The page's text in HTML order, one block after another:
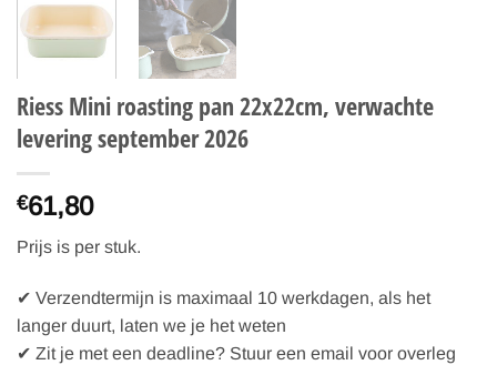
Riess Mini roasting pan 22x22cm, verwachte
levering september 2026
€61,80
Prijs is per stuk.
✔ Verzendtermijn is maximaal 10 werkdagen, als het
langer duurt, laten we je het weten
✔ Zit je met een deadline? Stuur een email voor overleg